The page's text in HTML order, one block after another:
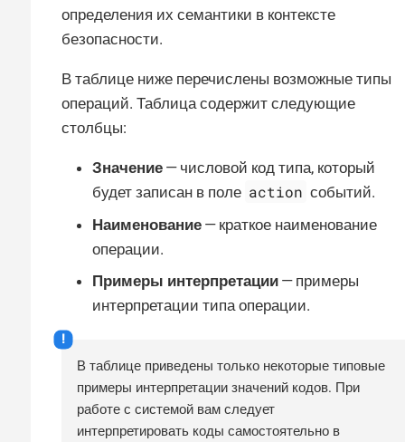
определения их семантики в контексте
безопасности.
В таблице ниже перечислены возможные типы
операций. Таблица содержит следующие
столбцы:
Значение — числовой код типа, который
будет записан в поле action событий.
Наименование — краткое наименование
операции.
Примеры интерпретации — примеры
интерпретации типа операции.
В таблице приведены только некоторые типовые
примеры интерпретации значений кодов. При
работе с системой вам следует
интерпретировать коды самостоятельно в